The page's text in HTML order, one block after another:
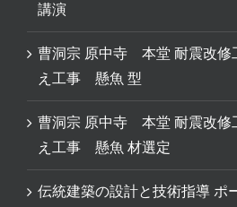
講演
曹洞宗 原中寺 本堂 耐震改修
え工事 懸魚 型
曹洞宗 原中寺 本堂 耐震改修
え工事 懸魚 材選定
伝統建築の設計と技術指導